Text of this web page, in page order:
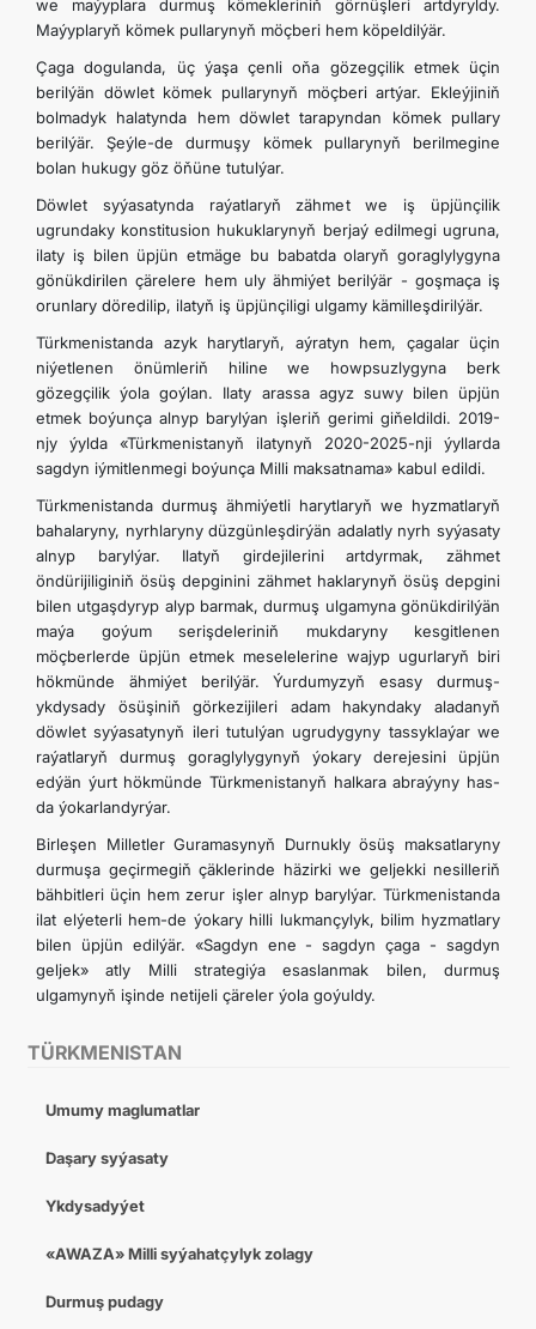
TÜRKMENISTAN
Umumy maglumatlar
Daşary syýasaty
Ykdysadyýet
«AWAZA» Milli syýahatçylyk zolagy
Durmuş pudagy
we maýyplara durmuş kömekleriniň görnüşleri artdyryldy.
Maýyplaryň kömek pullarynyň möçberi hem köpeldilýär.
Çaga dogulanda, üç ýaşa çenli oňa gözegçilik etmek üçin
berilýän döwlet kömek pullarynyň möçberi artýar. Ekleýjiniň
bolmadyk halatynda hem döwlet tarapyndan kömek pullary
berilýär. Şeýle-de durmuşy kömek pullarynyň berilmegine
bolan hukugy göz öňüne tutulýar.
Döwlet syýasatynda raýatlaryň zähmet we iş üpjünçilik
ugrundaky konstitusion hukuklarynyň berjaý edilmegi ugruna,
ilaty iş bilen üpjün etmäge bu babatda olaryň goraglylygyna
gönükdirilen çärelere hem uly ähmiýet berilýär - goşmaça iş
orunlary döredilip, ilatyň iş üpjünçiligi ulgamy kämilleşdirilýär.
Türkmenistanda azyk harytlaryň, aýratyn hem, çagalar üçin
niýetlenen önümleriň hiline we howpsuzlygyna berk
gözegçilik ýola goýlan. Ilaty arassa agyz suwy bilen üpjün
etmek boýunça alnyp barylýan işleriň gerimi giňeldildi. 2019-
njy ýylda «Türkmenistanyň ilatynyň 2020-2025-nji ýyllarda
sagdyn iýmitlenmegi boýunça Milli maksatnama» kabul edildi.
Türkmenistanda durmuş ähmiýetli harytlaryň we hyzmatlaryň
bahalaryny, nyrhlaryny düzgünleşdirýän adalatly nyrh syýasaty
alnyp barylýar. Ilatyň girdejilerini artdyrmak, zähmet
öndürijiliginiň ösüş depginini zähmet haklarynyň ösüş depgini
bilen utgaşdyryp alyp barmak, durmuş ulgamyna gönükdirilýän
maýa goýum serişdeleriniň mukdaryny kesgitlenen
möçberlerde üpjün etmek meselelerine wajyp ugurlaryň biri
hökmünde ähmiýet berilýär. Ýurdumyzyň esasy durmuş-
ykdysady ösüşiniň görkezijileri adam hakyndaky aladanyň
döwlet syýasatynyň ileri tutulýan ugrudygyny tassyklaýar we
raýatlaryň durmuş goraglylygynyň ýokary derejesini üpjün
edýän ýurt hökmünde Türkmenistanyň halkara abraýyny has-
da ýokarlandyrýar.
Birleşen Milletler Guramasynyň Durnukly ösüş maksatlaryny
durmuşa geçirmegiň çäklerinde häzirki we geljekki nesilleriň
bähbitleri üçin hem zerur işler alnyp barylýar. Türkmenistanda
ilat elýeterli hem-de ýokary hilli lukmançylyk, bilim hyzmatlary
bilen üpjün edilýär. «Sagdyn ene - sagdyn çaga - sagdyn
geljek» atly Milli strategiýa esaslanmak bilen, durmuş
ulgamynyň işinde netijeli çäreler ýola goýuldy.